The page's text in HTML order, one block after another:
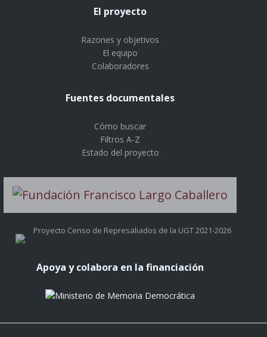
El proyecto
Razones y objetivos
El equipo
Colaboradores
Fuentes documentales
Cómo buscar
Filtros A-Z
Estado del proyecto
Proyecto Censo de Represaliados de la UGT 2021-2026
Apoya y colabora en la financiación